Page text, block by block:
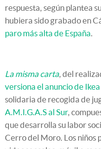
respuesta, según plantea
hubiera sido grabado en
paro más alta de España.
La misma carta, del
versiona el anuncio de Ikea
solidaria de recogida de
A.M.I.G.A.S al Sur,
que desarrolla su labor
Cerro del Moro. Los niños